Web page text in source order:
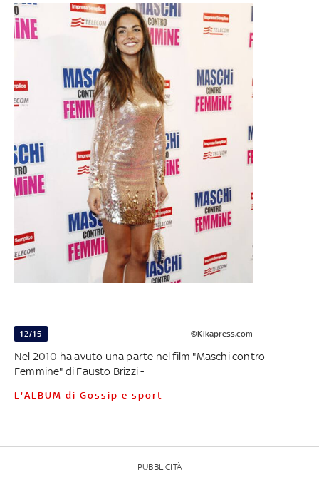
12/15 ©Kikapress.com
Nel 2010 ha avuto una parte nel film "Maschi contro
Femmine" di Fausto Brizzi -
L'ALBUM di Gossip e sport
PUBBLICITÀ